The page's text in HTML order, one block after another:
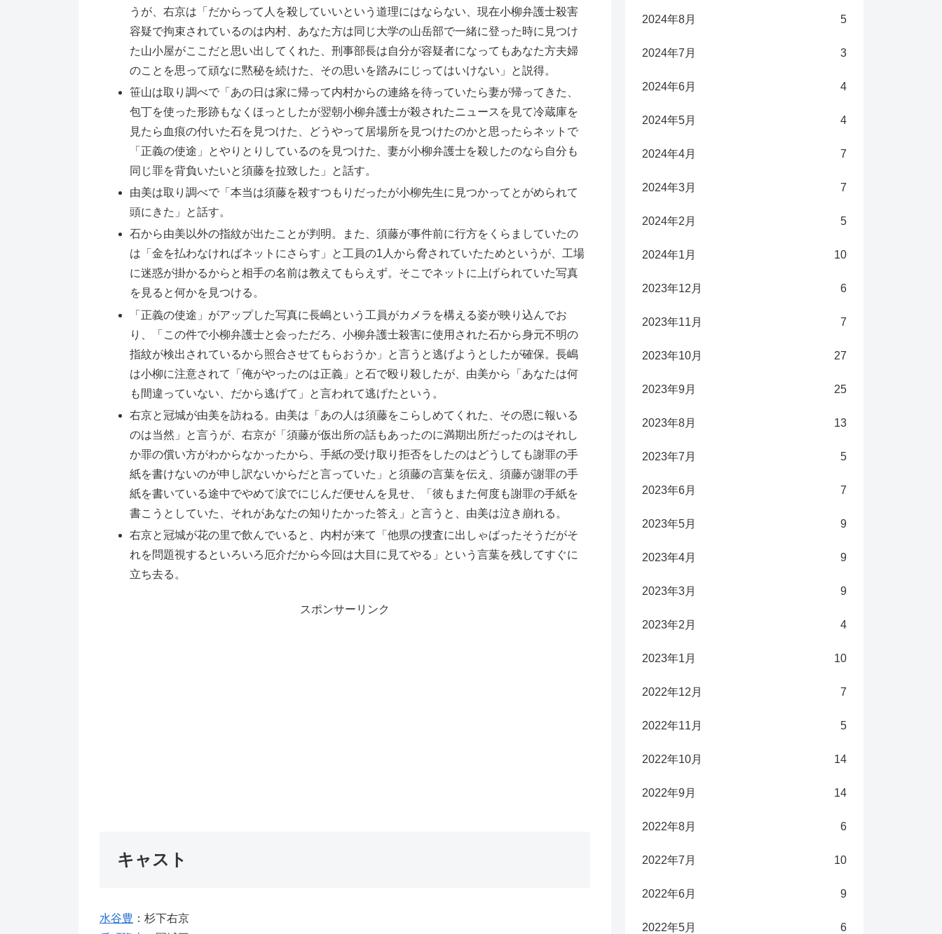
うが、右京は「だからって人を殺していいという道理にはならない、現在小柳弁護士殺害
容疑で拘束されているのは内村、あなた方は同じ大学の山岳部で一緒に登った時に見つけ
た山小屋がここだと思い出してくれた、刑事部長は自分が容疑者になってもあなた方夫婦
のことを思って頑なに黙秘を続けた、その思いを踏みにじってはいけない」と説得。
笹山は取り調べで「あの日は家に帰って内村からの連絡を待っていたら妻が帰ってきた、
包丁を使った形跡もなくほっとしたが翌朝小柳弁護士が殺されたニュースを見て冷蔵庫を
見たら血痕の付いた石を見つけた、どうやって居場所を見つけたのかと思ったらネットで
「正義の使途」とやりとりしているのを見つけた、妻が小柳弁護士を殺したのなら自分も
同じ罪を背負いたいと須藤を拉致した」と話す。
由美は取り調べで「本当は須藤を殺すつもりだったが小柳先生に見つかってとがめられて
頭にきた」と話す。
石から由美以外の指紋が出たことが判明。また、須藤が事件前に行方をくらましていたの
は「金を払わなければネットにさらす」と工員の1人から脅されていたためというが、工場
に迷惑が掛かるからと相手の名前は教えてもらえず。そこでネットに上げられていた写真
を見ると何かを見つける。
「正義の使途」がアップした写真に長嶋という工員がカメラを構える姿が映り込んでお
り、「この件で小柳弁護士と会っただろ、小柳弁護士殺害に使用された石から身元不明の
指紋が検出されているから照合させてもらおうか」と言うと逃げようとしたが確保。長嶋
は小柳に注意されて「俺がやったのは正義」と石で殴り殺したが、由美から「あなたは何
も間違っていない、だから逃げて」と言われて逃げたという。
右京と冠城が由美を訪ねる。由美は「あの人は須藤をこらしめてくれた、その恩に報いる
のは当然」と言うが、右京が「須藤が仮出所の話もあったのに満期出所だったのはそれし
か罪の償い方がわからなかったから、手紙の受け取り拒否をしたのはどうしても謝罪の手
紙を書けないのが申し訳ないからだと言っていた」と須藤の言葉を伝え、須藤が謝罪の手
紙を書いている途中でやめて涙でにじんだ便せんを見せ、「彼もまた何度も謝罪の手紙を
書こうとしていた、それがあなたの知りたかった答え」と言うと、由美は泣き崩れる。
右京と冠城が花の里で飲んでいると、内村が来て「他県の捜査に出しゃばったそうだがそ
れを問題視するといろいろ厄介だから今回は大目に見てやる」という言葉を残してすぐに
立ち去る。
スポンサーリンク
キャスト
水谷豊 ：杉下右京
2024年8月 5
2024年7月 3
2024年6月 4
2024年5月 4
2024年4月 7
2024年3月 7
2024年2月 5
2024年1月 10
2023年12月 6
2023年11月 7
2023年10月 27
2023年9月 25
2023年8月 13
2023年7月 5
2023年6月 7
2023年5月 9
2023年4月 9
2023年3月 9
2023年2月 4
2023年1月 10
2022年12月 7
2022年11月 5
2022年10月 14
2022年9月 14
2022年8月 6
2022年7月 10
2022年6月 9
2022年5月 6